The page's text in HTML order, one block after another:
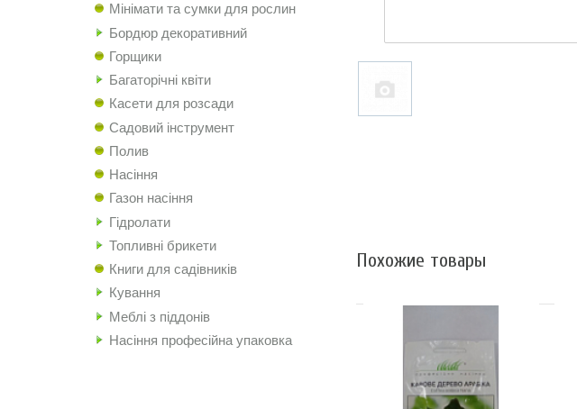
Мінімати та сумки для рослин
Бордюр декоративний
Горщики
Багаторічні квіти
Касети для розсади
Садовий інструмент
Полив
Насіння
Газон насіння
Гідролати
Топливні брикети
Книги для садівників
Кування
Меблі з піддонів
Насіння професійна упаковка
Похожие товары